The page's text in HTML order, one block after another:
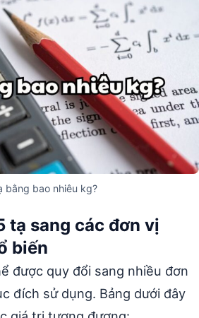
bằng bao nhiêu kg?
tạ sang các đơn vị
biến
được quy đổi sang nhiều đơn
đích sử dụng. Bảng dưới đây